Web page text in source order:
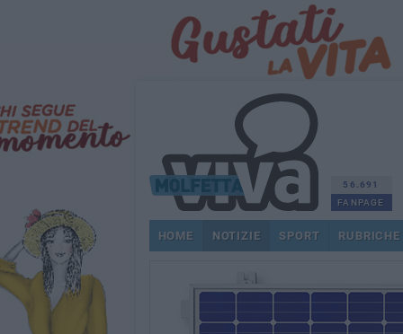
56.691
FANPAGE
HOME NOTIZIE SPORT RUBRICHE